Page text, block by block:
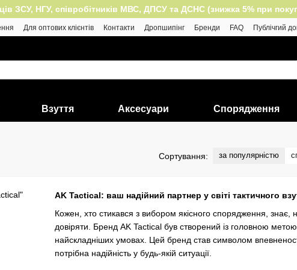
ЗСУ, НГУ, співробітників МВС, ДПСУ та ДСНС (знижка 5% при
Для оптових клієнтів Контакти Дропшипінг Бренди FAQ
Публічгий
Взуття Аксесуари Спорядження
Сортування: за популярністю
AK Tactical: ваш надійний партнер у світі тактичного
Кожен, хто стикався з вибором якісного спорядження, знає,
довіряти. Бренд AK Tactical був створений із головною
найскладніших умовах. Цей бренд став символом
потрібна надійність у будь-якій ситуації.